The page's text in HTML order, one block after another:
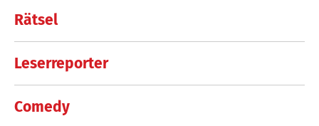
Rätsel
Leserreporter
Comedy